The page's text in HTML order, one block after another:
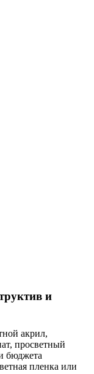
и
акрил,
просветный
бюджета
пленка или